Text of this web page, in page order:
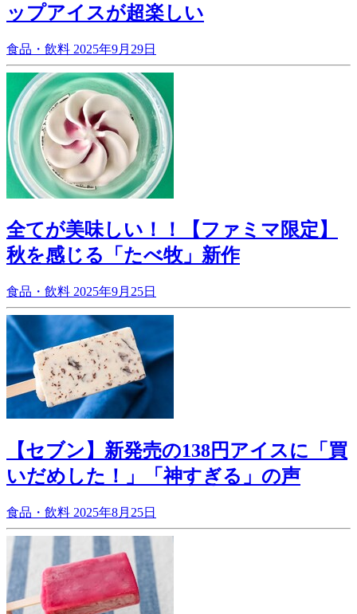
ップアイスが超楽しい
食品・飲料 2025年9月29日
全てが美味しい！！【ファミマ限定】
秋を感じる「たべ牧」新作
食品・飲料 2025年9月25日
【セブン】新発売の138円アイスに「買
いだめした！」「神すぎる」の声
食品・飲料 2025年8月25日